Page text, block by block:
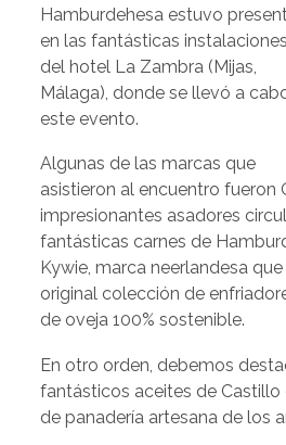
Hamburdehesa estuvo
en las fantásticas instalaciones
del hotel La Zambra (Mijas,
Málaga), donde se llevó a
este evento.
Algunas de las marcas que
asistieron al encuentro fueron
impresionantes asadores
fantásticas carnes de
Kywie, marca neerlandesa
original colección de
de oveja 100% sostenible.
En otro orden, debemos
fantásticos aceites de
de panadería artesana de los